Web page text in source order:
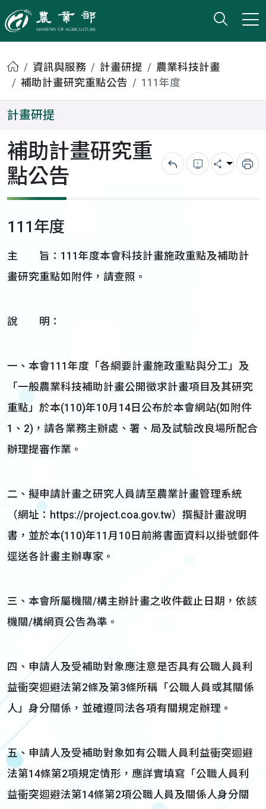
農業部
打開
小版
首頁資訊與服務 計畫研提
農業科技計畫
補助計畫研究重點公告
111年度
計畫研提
補助計畫研究重
點公告
回上一頁錯誤回報
分享 列
111年度
主 旨：111年度本會科技計畫施政重點及補助計
畫研究重點如附件，請查照。
說 明：
一、本會111年度「各綱要計畫施政重點與分工」及
「一般農業科技補助計畫公開徵求計畫項目及其研究
重點」於本(110)年10月14日公布於本會網站(如附件
1、2)，請各業務主辦處、署、局及試驗改良場所配合
辦理提審作業。
二、擬申請計畫之研究人員請至農業計畫管理系統
（網址：https://project.coa.gov.tw）撰擬計畫說明
書，並於本(110)年11月10日前將書面資料以掛號郵件
逕送各計畫主辦專家。
三、本會所屬機關/構主辦計畫之收件截止日期，依該
機關/構網頁公告為準。
四、申請人及受補助對象應注意是否具有公職人員利
益衝突迴避法第2條及第3條所稱「公職人員或其關係
人」身分關係，並確遵同法各項有關規定辦理。
五、申請人及受補助對象如有公職人員利益衝突迴避
法第14條第2項規定情形，應詳實填寫「公職人員利
益衝突迴避法第14條第2項公職人員及關係人身分關